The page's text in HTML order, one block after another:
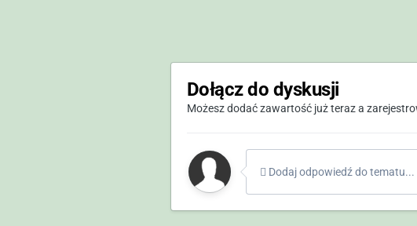
Dołącz do dyskusji
Możesz dodać zawartość już teraz a
Dodaj odpowiedź do tematu...